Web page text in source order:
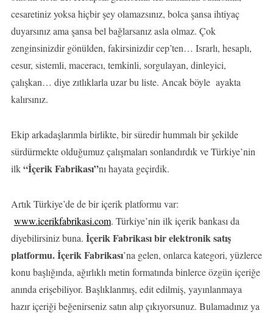
cesaretiniz yoksa hiçbir şey olamazsınız, bolca şansa ihtiyaç
duyarsınız ama şansa bel bağlarsanız asla olmaz. Çok
zenginsinizdir gönülden, fakirsinizdir cep’ten… Israrlı, hesaplı,
cesur, sistemli, maceracı, temkinli, sorgulayan, dinleyici,
çalışkan… diye zıtlıklarla uzar bu liste. Ancak böyle ayakta
kalırsınız.
Ekip arkadaşlarımla birlikte, bir süredir hummalı bir şekilde
sürdürmekte olduğumuz çalışmaları sonlandırdık ve Türkiye’nin
ilk“İçerik Fabrikası”nı hayata geçirdik.
Artık Türkiye’de de bir içerik platformu var:
www.icerikfabrikasi.com. Türkiye’nin ilk içerik bankası da
diyebilirsiniz buna. İçerik Fabrikası bir elektronik satış
platformu. İçerik Fabrikası’na gelen, onlarca kategori, yüzlerce
konu başlığında, ağırlıklı metin formatında binlerce özgün içeriğe
anında erişebiliyor. Başlıklanmış, edit edilmiş, yayınlanmaya
hazır içeriği beğenirseniz satın alıp çıkıyorsunuz. Bulamadınız ya